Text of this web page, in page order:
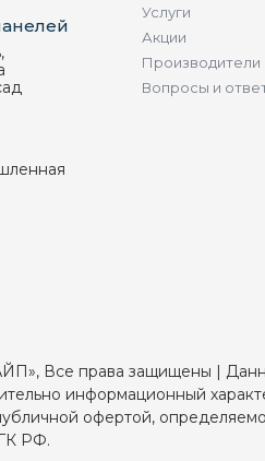
Услуги
Акции
Производители
Вопросы и
Все права защищены |
информационный
офертой,
РФ.